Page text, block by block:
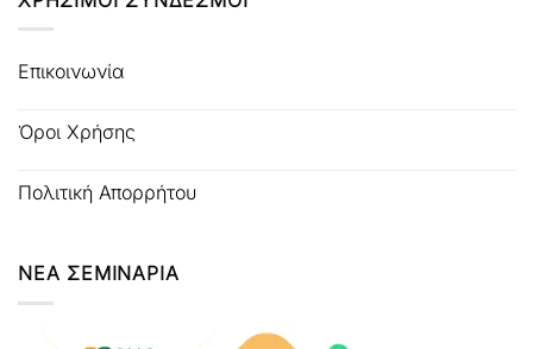
Επικοινωνία
Όροι Χρήσης
Πολιτική Απορρήτου
ΝΕΑ ΣΕΜΙΝΑΡΙΑ